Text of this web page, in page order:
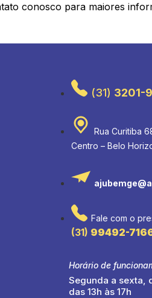
conosco para maiores
(31) 3201-
Rua Curitiba
Centro – Belo
Fale com o
(31) 99492-
Horário de
Segunda a sexta,
das 13h às 17h